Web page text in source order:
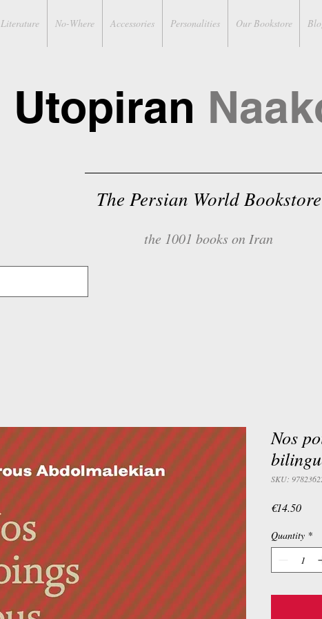
Literature No-Where Accessories Personalities Our Bookstore
Utopiran
The Persian World Bookstore
the 1001 books on Iran
Nos
SKU:
€14.50Price
Quantity *